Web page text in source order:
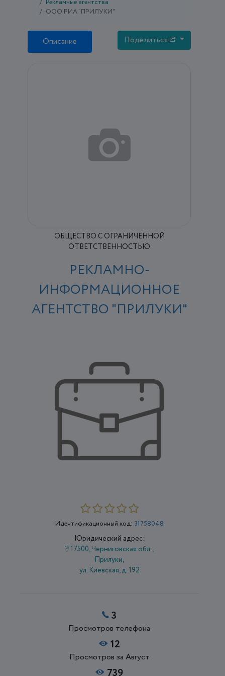
Рекламные агентства
ООО РИА "ПРИЛУКИ"
Описание Поделиться
ОБЩЕСТВО С ОГРАНИЧЕННОЙ
ОТВЕТСТВЕННОСТЬЮ
РЕКЛАМНО-
ИНФОРМАЦИОННОЕ
АГЕНТСТВО "ПРИЛУКИ"
Идентификационный код: 31758048
Юридический адрес:
17500, Черниговская обл.,
Прилуки,
ул. Киевская, д. 192
3
Просмотров телефона
12
Просмотров за Август